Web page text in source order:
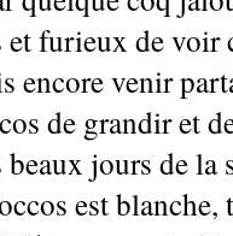
et furieux de voir
encore venir
de grandir et
jours de la
est blanche,